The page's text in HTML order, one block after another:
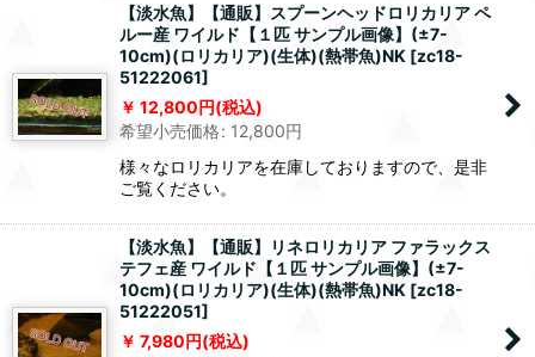
【淡水魚】【通販】スプーンヘッドロリカリア ペ
ルー産 ワイルド【１匹 サンプル画像】(±7-
10cm)(ロリカリア)(生体)(熱帯魚)NK [zc18-
51222061]
12,800円(税込)
希望小売価格: 12,800円
様々なロリカリアを在庫しておりますので、是非
ご覧ください。
【淡水魚】【通販】リネロリカリア ファラックス
テフェ産 ワイルド【１匹 サンプル画像】(±7-
10cm)(ロリカリア)(生体)(熱帯魚)NK [zc18-
51222051]
7,980円(税込)